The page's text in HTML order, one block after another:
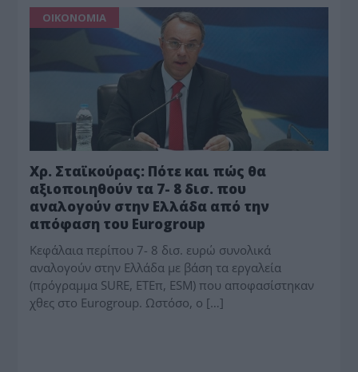
ΟΙΚΟΝΟΜΙΑ
Χρ. Σταϊκούρας: Πότε και πώς θα
αξιοποιηθούν τα 7- 8 δισ. που
αναλογούν στην Ελλάδα από την
απόφαση του Eurogroup
Κεφάλαια περίπου 7- 8 δισ. ευρώ συνολικά
αναλογούν στην Ελλάδα με βάση τα εργαλεία
(πρόγραμμα SURE, ΕΤΕπ, ESM) που αποφασίστηκαν
χθες στο Eurogroup. Ωστόσο, ο […]